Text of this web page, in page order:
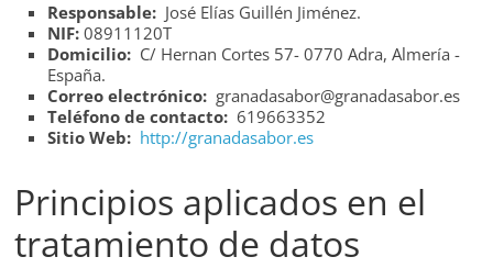
Responsable: José Elías Guillén Jiménez.
NIF: 08911120T
Domicilio: C/ Hernan Cortes 57- 0770 Adra, Almería -
España.
Correo electrónico: granadasabor@granadasabor.es
Teléfono de contacto: 619663352
Sitio Web: http://granadasabor.es
Principios aplicados en el
tratamiento de datos